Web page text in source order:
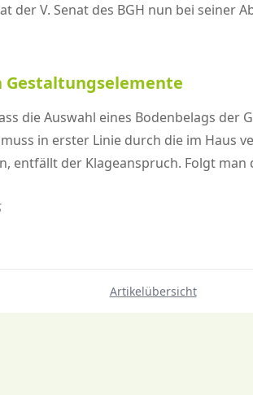
V. Senat des BGH nun bei seiner
Gestaltungselemente
die Auswahl eines Bodenbelags der
in erster Linie durch die im
entfällt der Klageanspruch. Folgt
Artikelübersicht